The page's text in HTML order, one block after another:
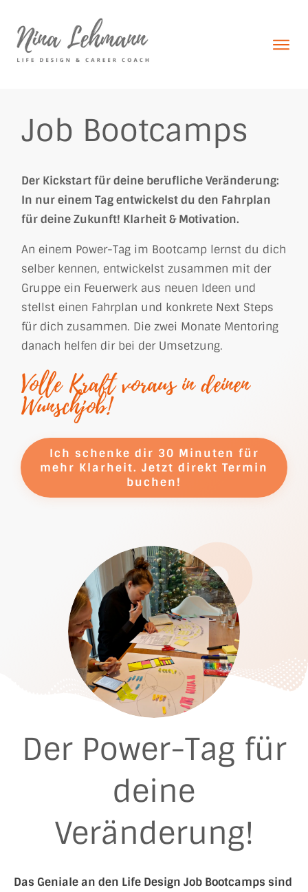
Job Bootcamps
Der Kickstart für deine berufliche Veränderung:
In nur einem Tag entwickelst du den Fahrplan
für deine Zukunft! Klarheit & Motivation.
An einem Power-Tag im Bootcamp lernst du dich
selber kennen, entwickelst zusammen mit der
Gruppe ein Feuerwerk aus neuen Ideen und
stellst einen Fahrplan und konkrete Next Steps
für dich zusammen. Die zwei Monate Mentoring
danach helfen dir bei der Umsetzung.
Volle Kraft voraus in deinen
Wunschjob!
Ich schenke dir 30 Minuten für
mehr Klarheit. Jetzt direkt Termin
buchen!
Der Power-Tag für
deine
Veränderung!
Das Geniale an den Life Design Job Bootcamps sind